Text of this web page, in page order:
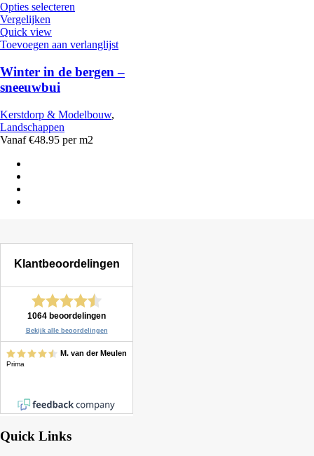
Opties selecteren
Vergelijken
Quick view
Toevoegen aan verlanglijst
Winter in de bergen –
sneeuwbui
Kerstdorp & Modelbouw,
Landschappen
Vanaf €48.95 per m2
Quick Links